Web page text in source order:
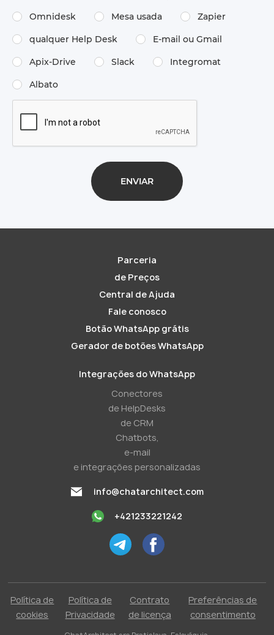
Omnidesk Mesa usada Zapier
qualquer Help Desk E-mail ou Gmail
Apix-Drive Slack Integromat
Albato
Parceria
de Preços
Central de Ajuda
Fale conosco
Botão WhatsApp grátis
Gerador de botões WhatsApp
Integrações do WhatsApp
Conectores
de HelpDesks
de CRM
Chatbots,
e-mail
e integrações personalizadas
info@chatarchitect.com
+421233221242
Política de
cookies
Política de
Privacidade
Contrato
de licença
Preferências de
consentimento